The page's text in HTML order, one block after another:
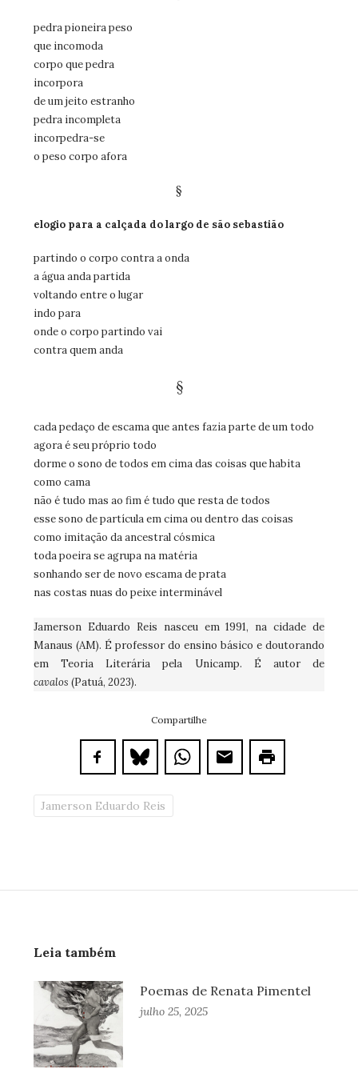
pedra pioneira peso
que incomoda
corpo que pedra
incorpora
de um jeito estranho
pedra incompleta
incorpedra-se
o peso corpo afora
§
elogio para a calçada do largo de são sebastião
partindo o corpo contra a onda
a água anda partida
voltando entre o lugar
indo para
onde o corpo partindo vai
contra quem anda
§
cada pedaço de escama que antes fazia parte de um todo
agora é seu próprio todo
dorme o sono de todos em cima das coisas que habita
como cama
não é tudo mas ao fim é tudo que resta de todos
esse sono de partícula em cima ou dentro das coisas
como imitação da ancestral cósmica
toda poeira se agrupa na matéria
sonhando ser de novo escama de prata
nas costas nuas do peixe interminável
Jamerson Eduardo Reis nasceu em 1991, na cidade de
Manaus (AM). É professor do ensino básico e doutorando
em Teoria Literária pela Unicamp. É autor de
cavalos (Patuá, 2023).
Compartilhe
Jamerson Eduardo Reis
Leia também
Poemas de Renata Pimentel
julho 25, 2025